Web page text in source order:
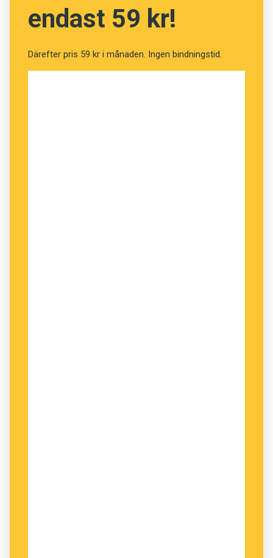
större utsträckning tar efter de
Anders
endast 59 kr!
Därefter pris 59 kr i månaden. Ingen bindningstid.